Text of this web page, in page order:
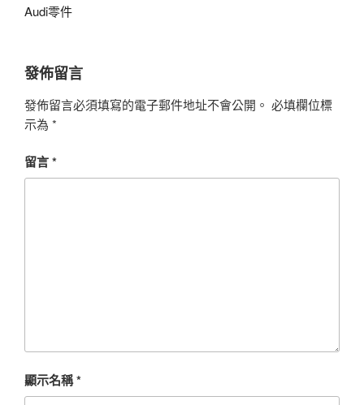
Audi零件
發佈留言
發佈留言必須填寫的電子郵件地址不會公開。 必填欄位標
示為 *
留言*
顯示名稱*